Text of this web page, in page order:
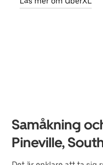
Samåkning
Pineville,